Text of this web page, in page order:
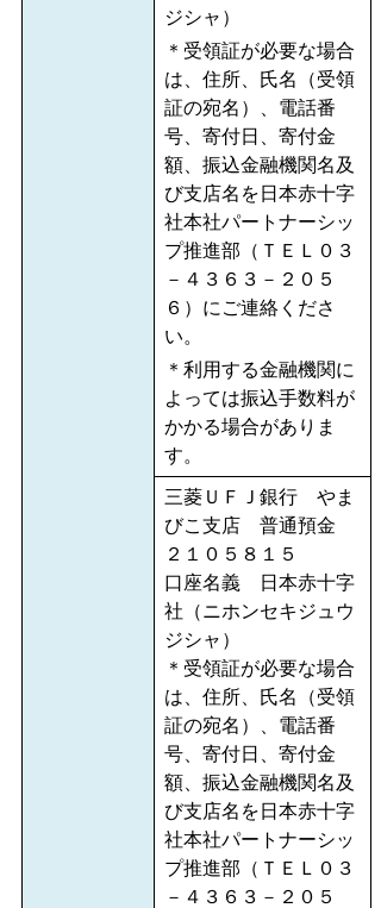
ジシャ）
＊受領証が必要な場合
は、住所、氏名（受領
証の宛名）、電話番
号、寄付日、寄付金
額、振込金融機関名及
び支店名を日本赤十字
社本社パートナーシッ
プ推進部（ＴＥＬ０３
－４３６３－２０５
６）にご連絡くださ
い。
＊利用する金融機関に
よっては振込手数料が
かかる場合がありま
す。
三菱ＵＦＪ銀行 やま
びこ支店 普通預金
２１０５８１５
口座名義 日本赤十字
社（ニホンセキジュウ
ジシャ）
＊受領証が必要な場合
は、住所、氏名（受領
証の宛名）、電話番
号、寄付日、寄付金
額、振込金融機関名及
び支店名を日本赤十字
社本社パートナーシッ
プ推進部（ＴＥＬ０３
－４３６３－２０５